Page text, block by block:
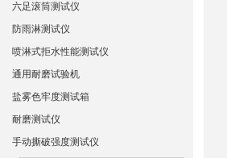
六足滚筒测试仪
防雨淋测试仪
喷淋式拒水性能测试仪
通用耐磨试验机
盐雾色牢度测试箱
耐磨测试仪
手动撕破强度测试仪